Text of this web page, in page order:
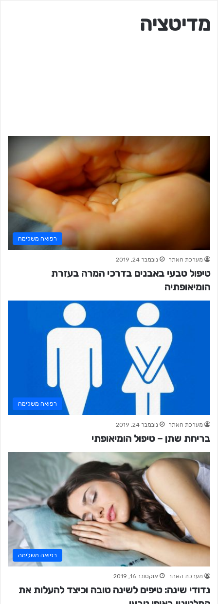
מדיטציה
רפואה משלימה
מערכת האתר נובמבר 24, 2019
טיפול טבעי באבנים בדרכי המרה בעזרת
הומיאופתיה
רפואה משלימה
מערכת האתר נובמבר 24, 2019
בריחת שתן – טיפול הומיאופתי
רפואה משלימה
מערכת האתר אוקטובר 16, 2019
נדודי שינה: טיפים לשינה טובה וכיצד להעלות את